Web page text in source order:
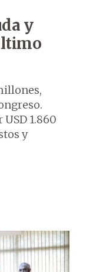
y
1.860
y